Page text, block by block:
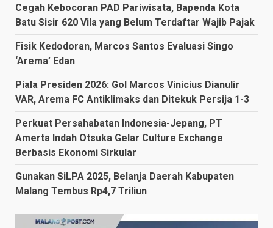
Cegah Kebocoran PAD Pariwisata, Bapenda Kota
Batu Sisir 620 Vila yang Belum Terdaftar Wajib Pajak
Fisik Kedodoran, Marcos Santos Evaluasi Singo
‘Arema’ Edan
Piala Presiden 2026: Gol Marcos Vinicius Dianulir
VAR, Arema FC Antiklimaks dan Ditekuk Persija 1-3
Perkuat Persahabatan Indonesia-Jepang, PT
Amerta Indah Otsuka Gelar Culture Exchange
Berbasis Ekonomi Sirkular
Gunakan SiLPA 2025, Belanja Daerah Kabupaten
Malang Tembus Rp4,7 Triliun